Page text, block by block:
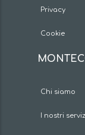
Privacy
Cookie
Chi siamo
I nostri